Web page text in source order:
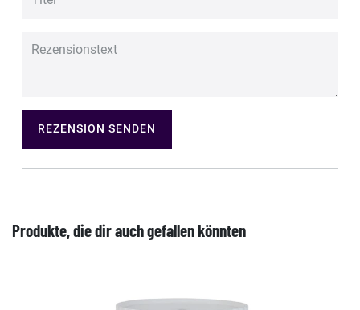
REZENSION SENDEN
Produkte, die dir auch gefallen könnten